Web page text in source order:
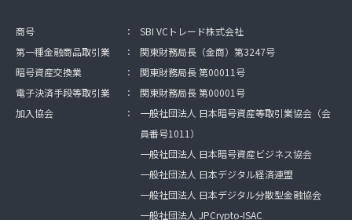
商号 ：
SBI VCトレード株式会社
第一種金融商品取引業
：
関東財務局長（金商）第3247号
暗号資産交換業
：
関東財務局長 第00011号
電子決済手段等取引業
：
関東財務局長 第00001号
加入協会
：
一般社団法人 日本暗号資産等取引業協会（会
員番号1011）
一般社団法人 日本暗号資産ビジネス協会
一般社団法人 日本デジタル経済連盟
一般社団法人 日本デジタル分散型金融協会
一般社団法人 JPCrypto-ISAC